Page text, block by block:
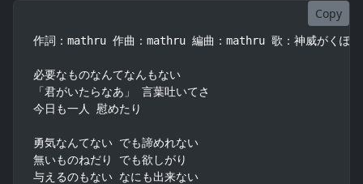
Copy
作詞：mathru 作曲：mathru 編曲：mathru 歌：神威がくぽ
必要なものなんてなんもない
「君がいたらなあ」 言葉吐いてさ
今日も一人 慰めたり
勇気なんてない でも諦めれない
無いものねだり でも欲しがり
与えるのもない なにも出来ない